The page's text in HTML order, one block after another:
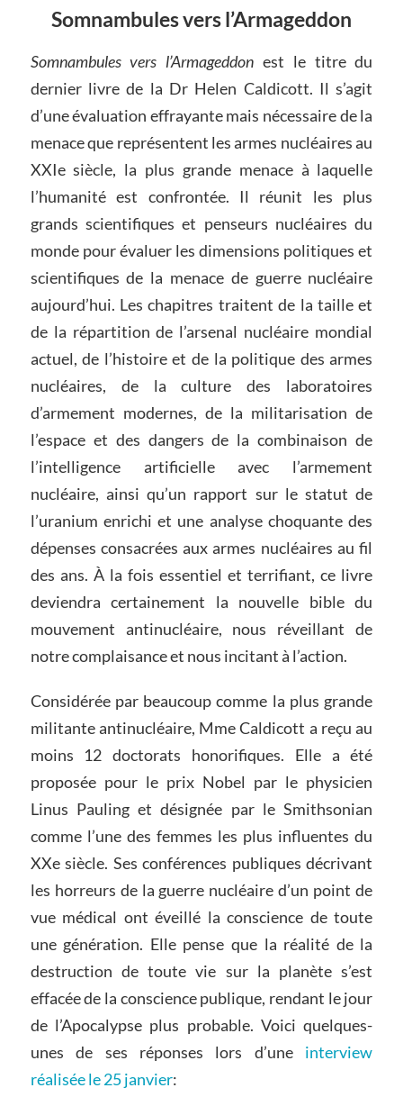
Somnambules vers l’Armageddon
Somnambules vers l’Armageddon est le titre du
dernier livre de la Dr Helen Caldicott. Il s’agit
d’une évaluation effrayante mais nécessaire de la
menace que représentent les armes nucléaires au
XXIe siècle, la plus grande menace à laquelle
l’humanité est confrontée. Il réunit les plus
grands scientifiques et penseurs nucléaires du
monde pour évaluer les dimensions politiques et
scientifiques de la menace de guerre nucléaire
aujourd’hui. Les chapitres traitent de la taille et
de la répartition de l’arsenal nucléaire mondial
actuel, de l’histoire et de la politique des armes
nucléaires, de la culture des laboratoires
d’armement modernes, de la militarisation de
l’espace et des dangers de la combinaison de
l’intelligence artificielle avec l’armement
nucléaire, ainsi qu’un rapport sur le statut de
l’uranium enrichi et une analyse choquante des
dépenses consacrées aux armes nucléaires au fil
des ans. À la fois essentiel et terrifiant, ce livre
deviendra certainement la nouvelle bible du
mouvement antinucléaire, nous réveillant de
notre complaisance et nous incitant à l’action.
Considérée par beaucoup comme la plus grande
militante antinucléaire, Mme Caldicott a reçu au
moins 12 doctorats honorifiques. Elle a été
proposée pour le prix Nobel par le physicien
Linus Pauling et désignée par le Smithsonian
comme l’une des femmes les plus influentes du
XXe siècle. Ses conférences publiques décrivant
les horreurs de la guerre nucléaire d’un point de
vue médical ont éveillé la conscience de toute
une génération. Elle pense que la réalité de la
destruction de toute vie sur la planète s’est
effacée de la conscience publique, rendant le jour
de l’Apocalypse plus probable. Voici quelques-
unes de ses réponses lors d’une interview
réalisée le 25 janvier: